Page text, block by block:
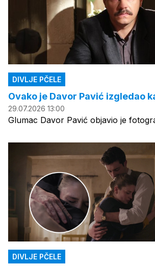
DIVLJE PČELE
Ovako je Davor Pavić izgledao
29.07.2026 13:00
Glumac Davor Pavić objavio je
DIVLJE PČELE